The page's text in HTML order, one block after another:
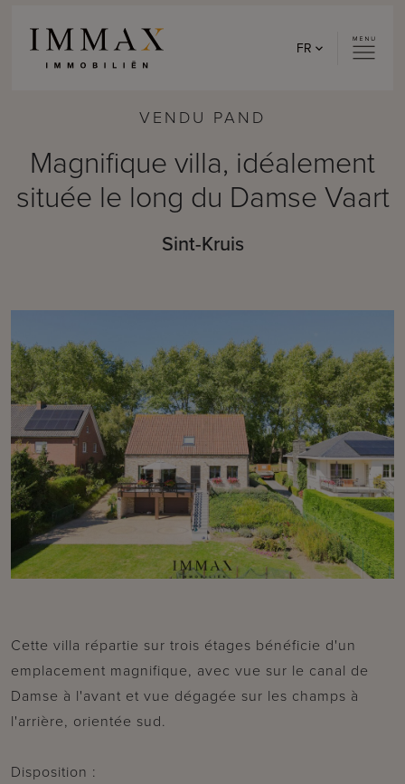
FR
VENDU PAND
Magnifique villa, idéalement
située le long du Damse Vaart
Sint-Kruis
Cette villa répartie sur trois étages bénéficie d'un
emplacement magnifique, avec vue sur le canal de
Damse à l'avant et vue dégagée sur les champs à
l'arrière, orientée sud.
Disposition :